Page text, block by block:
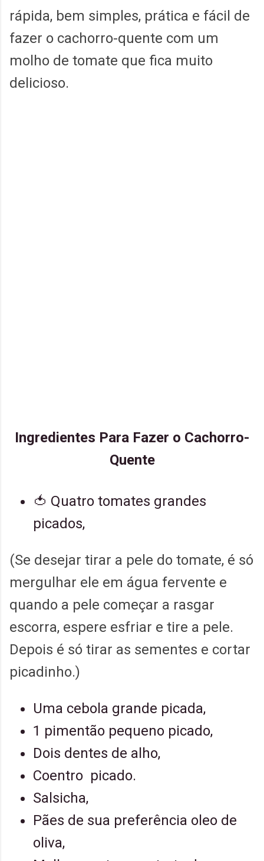
rápida, bem simples, prática e fácil de
fazer o cachorro-quente com um
molho de tomate que fica muito
delicioso.
Ingredientes Para Fazer o Cachorro-
Quente
🍅 Quatro tomates grandes
picados,
(Se desejar tirar a pele do tomate, é só
mergulhar ele em água fervente e
quando a pele começar a rasgar
escorra, espere esfriar e tire a pele.
Depois é só tirar as sementes e cortar
picadinho.)
Uma cebola grande picada,
1 pimentão pequeno picado,
Dois dentes de alho,
Coentro picado.
Salsicha,
Pães de sua preferência oleo de
oliva,